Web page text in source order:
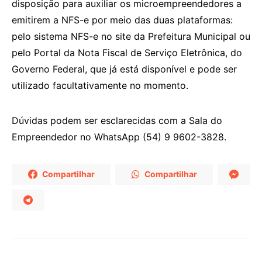
disposição para auxiliar os microempreendedores a
emitirem a NFS-e por meio das duas plataformas:
pelo sistema NFS-e no site da Prefeitura Municipal ou
pelo Portal da Nota Fiscal de Serviço Eletrônica, do
Governo Federal, que já está disponível e pode ser
utilizado facultativamente no momento.
Dúvidas podem ser esclarecidas com a Sala do
Empreendedor no WhatsApp (54) 9 9602-3828.
Compartilhar Compartilhar